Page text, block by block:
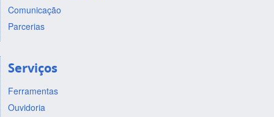
Comunicação
Parcerias
Serviços
Ferramentas
Ouvidoria